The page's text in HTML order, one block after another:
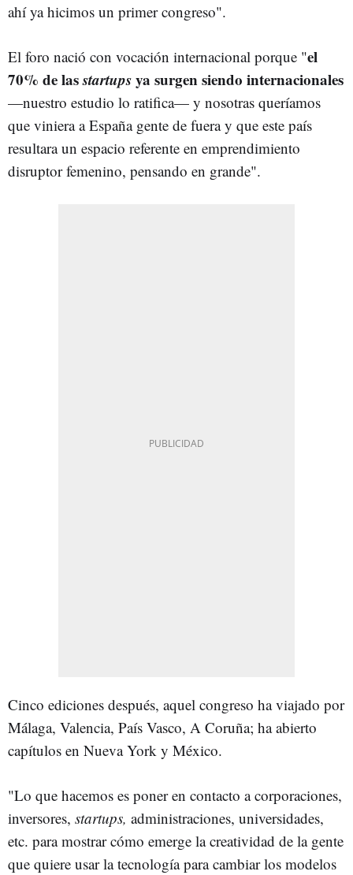
ahí ya hicimos un primer congreso".
El foro nació con vocación internacional porque "el
70% de lasstartupsya surgen siendo internacionales
—nuestro estudio lo ratifica— y nosotras queríamos
que viniera a España gente de fuera y que este país
resultara un espacio referente en emprendimiento
disruptor femenino, pensando en grande".
Cinco ediciones después, aquel congreso ha viajado por
Málaga, Valencia, País Vasco, A Coruña; ha abierto
capítulos en Nueva York y México.
"Lo que hacemos es poner en contacto a corporaciones,
inversores, startups, administraciones, universidades,
etc. para mostrar cómo emerge la creatividad de la gente
que quiere usar la tecnología para cambiar los modelos